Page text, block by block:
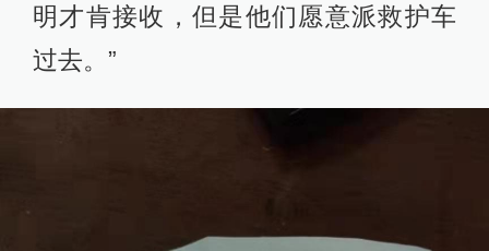
明才肯接收，但是他们愿意派救护车
过去。”